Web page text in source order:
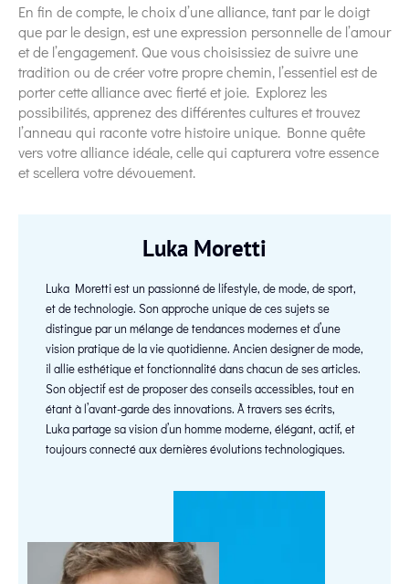
En fin de compte, le choix d’une alliance, tant par le doigt
que par le design, est une expression personnelle de l’amour
et de l’engagement. Que vous choisissiez de suivre une
tradition ou de créer votre propre chemin, l’essentiel est de
porter cette alliance avec fierté et joie. Explorez les
possibilités, apprenez des différentes cultures et trouvez
l’anneau qui raconte votre histoire unique. Bonne quête
vers votre alliance idéale, celle qui capturera votre essence
et scellera votre dévouement.
Luka Moretti
Luka Moretti est un passionné de lifestyle, de mode, de sport,
et de technologie. Son approche unique de ces sujets se
distingue par un mélange de tendances modernes et d’une
vision pratique de la vie quotidienne. Ancien designer de mode,
il allie esthétique et fonctionnalité dans chacun de ses articles.
Son objectif est de proposer des conseils accessibles, tout en
étant à l’avant-garde des innovations. À travers ses écrits,
Luka partage sa vision d’un homme moderne, élégant, actif, et
toujours connecté aux dernières évolutions technologiques.